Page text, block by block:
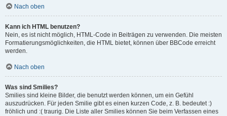
Nach oben
Kann ich HTML benutzen?
Nein, es ist nicht möglich, HTML-Code in Beiträgen zu verwenden. Die meisten
Formatierungsmöglichkeiten, die HTML bietet, können über BBCode erreicht
werden.
Nach oben
Was sind Smilies?
Smilies sind kleine Bilder, die benutzt werden können, um ein Gefühl
auszudrücken. Für jeden Smilie gibt es einen kurzen Code, z. B. bedeutet :)
fröhlich und :( traurig. Die Liste aller Smilies können Sie beim Verfassen eines